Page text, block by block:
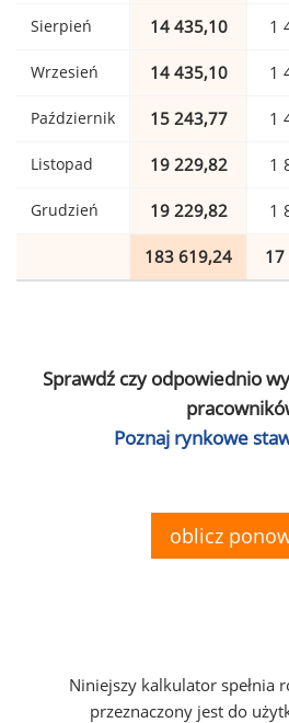
Sierpień 14 435,10 1
Wrzesień 14 435,10 1
Październik 15 243,77 1
Listopad 19 229,82 1
Grudzień 19 229,82 1
183 619,24 17
Sprawdź czy odpowiednio
Poznaj rynkowe
oblicz
Niniejszy kalkulator spełnia
przeznaczony jest do